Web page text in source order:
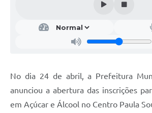
No dia 24 de abril, a Prefeitura
anunciou a abertura das inscrições
em Açúcar e Álcool no Centro Paula